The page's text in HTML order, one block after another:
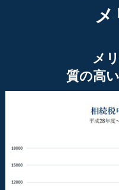
メ
メ
質の高